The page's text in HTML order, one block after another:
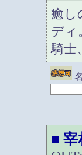
癒し
ディ
騎士
■ 宰